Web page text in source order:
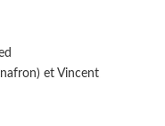
et Vincent